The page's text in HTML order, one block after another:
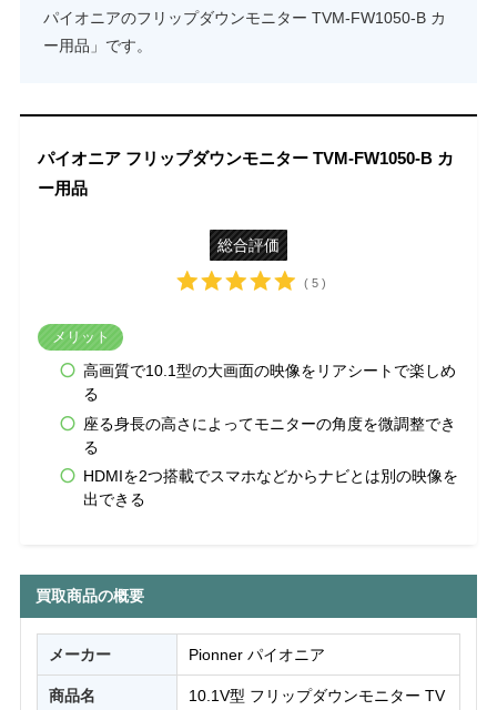
パイオニアのフリップダウンモニター TVM-FW1050-B カ
ー用品」です。
パイオニア フリップダウンモニター TVM-FW1050-B カ
ー用品
総合評価
( 5 )
メリット
高画質で10.1型の大画面の映像をリアシートで楽しめ
る
座る身長の高さによってモニターの角度を微調整でき
る
HDMIを2つ搭載でスマホなどからナビとは別の映像を
出できる
買取商品の概要
メーカー Pionner パイオニア
商品名
10.1V型 フリップダウンモニター TV